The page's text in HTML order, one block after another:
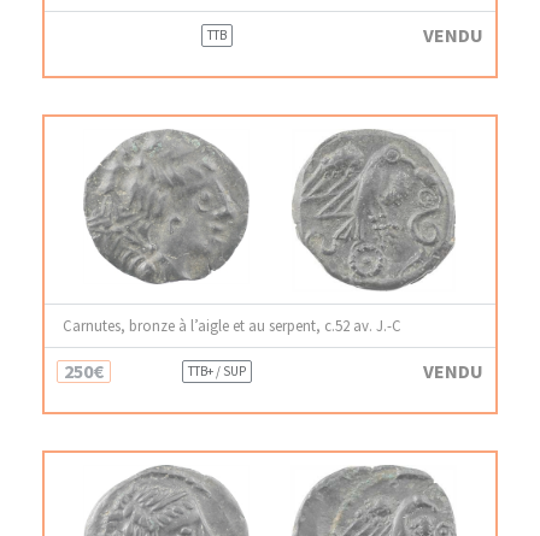
TTB VENDU
Carnutes, bronze à l’aigle et au serpent, c.52 av. J.-C
250€ TTB+ / SUP VENDU